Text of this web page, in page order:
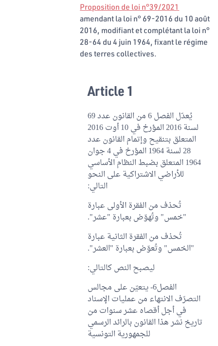
Proposition de loi n°39/2021
amendant la loi n° 69-2016 du 10 août
2016, modifiant et complétant la loi n°
28-64 du 4 juin 1964, fixant le régime
des terres collectives.
Article 1
يُعدّل الفصل 6 من القانون عدد 69
لسنة 2016 المؤرخ في 10 أوت 2016
المتعلق بتنقيح وإتمام القانون عدد
28 لسنة 1964 المؤرخ في 4 جوان
1964 المتعلق بضبط النظام الأساسي
للأراضي الاشتراكية على النحو
التالي:
تُحذف من الفقرة الأولى عبارة
"خمس" وتُهوّض بعبارة "عشر".
تُحذف من الفقرة الثانية عبارة
"الخمس" وتُعوّض بعبارة "العشر".
ليصبح النص كالتالي:
الفصل6- يتعيّن على مجالس
التصرّف الانتهاء من عمليات الإسناد
في أجل أقصاه عشر سنوات من
تاريخ نشر هذا القانون بالرائد الرسمي
للجمهورية التونسية